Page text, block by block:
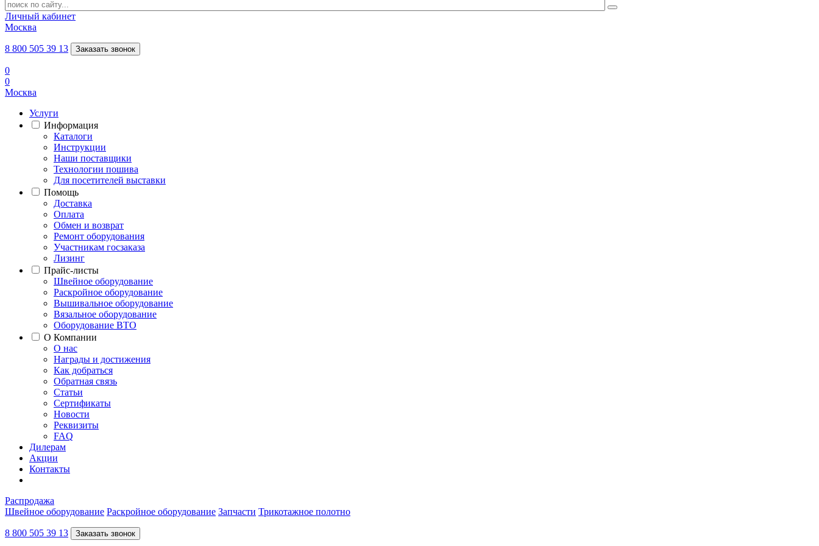
Личный кабинет
Москва
8 800 505 39 13 Заказать звонок
0
0
Москва
Услуги
Информация
Каталоги
Инструкции
Наши поставщики
Технологии пошива
Для посетителей выставки
Помощь
Доставка
Оплата
Обмен и возврат
Ремонт оборудования
Участникам госзаказа
Лизинг
Прайс-листы
Швейное оборудование
Раскройное оборудование
Вышивальное оборудование
Вязальное оборудование
Оборудование ВТО
О Компании
О нас
Награды и достижения
Как добраться
Обратная связь
Статьи
Сертификаты
Новости
Реквизиты
FAQ
Дилерам
Акции
Контакты
Распродажа
Швейное оборудование Раскройное оборудование Запчасти Трикотажное полотно
8 800 505 39 13 Заказать звонок